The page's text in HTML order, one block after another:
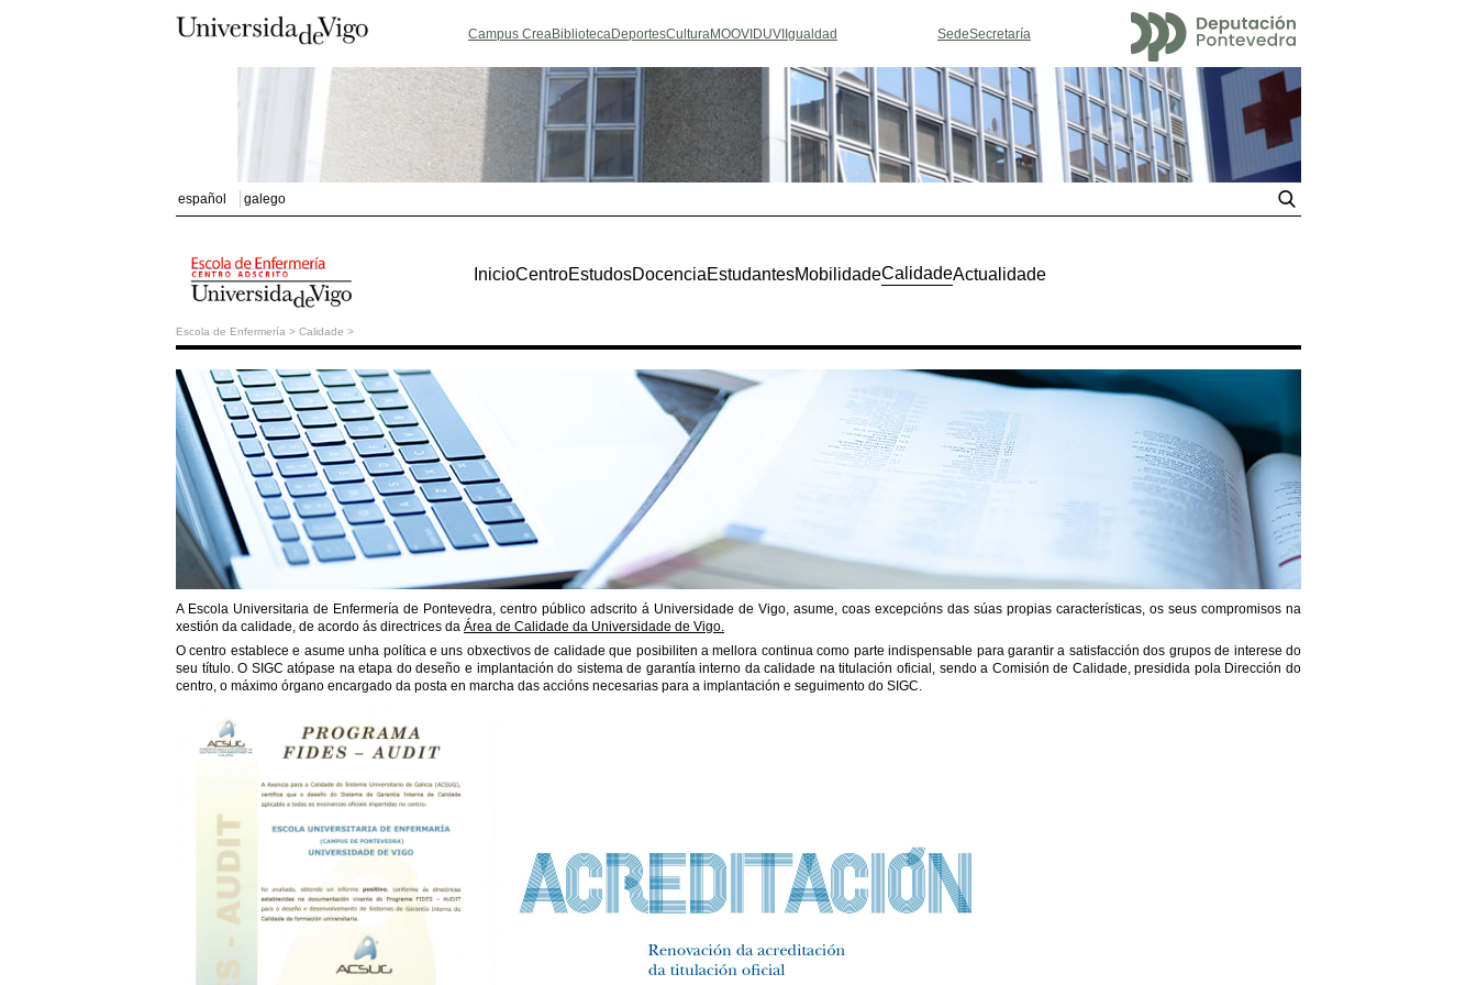
Campus CreaBibliotecaDeportesCulturaMOOVIDUVIIgualdad SedeSecretaría
español galego
Escola
de
Enfermeria
InicioCentroEstudosDocenciaEstudantesMobilidadeCalidadeActualidade
Escola de Enfermería Calidade
A Escola Universitaria de Enfermería de Pontevedra, centro público adscrito á Universidade de Vigo, asume, coas excepcións das súas propias características, os seus compromisos na
xestión da calidade, de acordo ás directrices da Área de Calidade da Universidade de Vigo.
O centro establece e asume unha política e uns obxectivos de calidade que posibiliten a mellora continua como parte indispensable para garantir a satisfacción dos grupos de interese do
seu título. O SIGC atópase na etapa do deseño e implantación do sistema de garantía interno da calidade na titulación oficial, sendo a Comisión de Calidade, presidida pola Dirección do
centro, o máximo órgano encargado da posta en marcha das accións necesarias para a implantación e seguimento do SIGC.